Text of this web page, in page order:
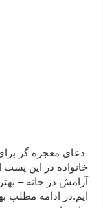
دعای معجزه گر
آرامش در خانه –
ایم.در ادامه مطلب